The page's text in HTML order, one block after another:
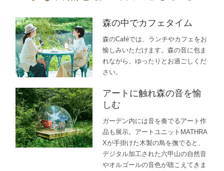
森の中でカフェタイム
森のCaféでは、ランチやカフェをお
愉しみいただけます。森の音に包ま
れながら、ゆったりとお過ごしくだ
さい。
アートに触れ森の音を愉
しむ
ガーデン内には音を奏でるアート作
品も展示。アートユニットMATHRA
Xが手掛けた木製の鳥を撫でると、
デジタル加工された六甲山の自然音
やオルゴールの音色が聴こえてきま